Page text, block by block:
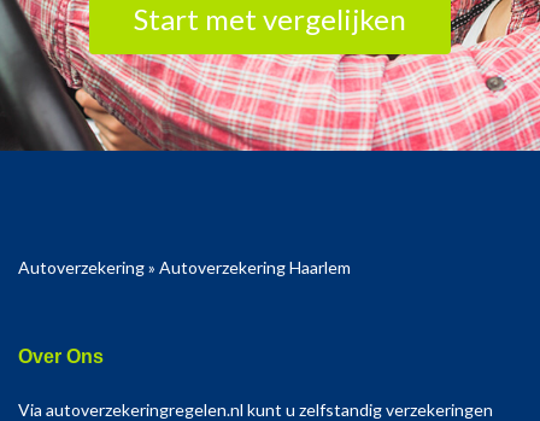
Start met vergelijken
Autoverzekering» Autoverzekering Haarlem
Over Ons
Via autoverzekeringregelen.nl kunt u zelfstandig verzekeringen